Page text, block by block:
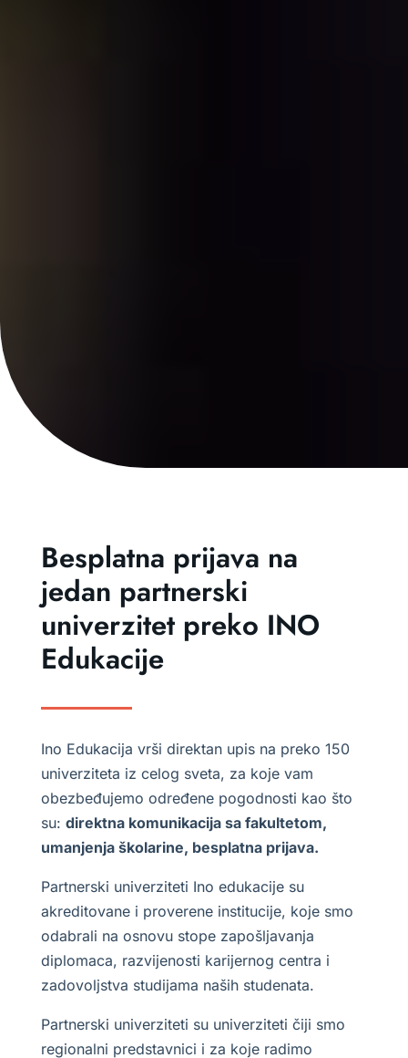
Besplatna prijava na
jedan partnerski
univerzitet preko INO
Edukacije
Ino Edukacija vrši direktan upis na preko 150
univerziteta iz celog sveta, za koje vam
obezbeđujemo određene pogodnosti kao što
su: direktna komunikacija sa fakultetom,
umanjenja školarine, besplatna prijava.
Partnerski univerziteti Ino edukacije su
akreditovane i proverene institucije, koje smo
odabrali na osnovu stope zapošljavanja
diplomaca, razvijenosti karijernog centra i
zadovoljstva studijama naših studenata.
Partnerski univerziteti su univerziteti čiji smo
regionalni predstavnici i za koje radimo